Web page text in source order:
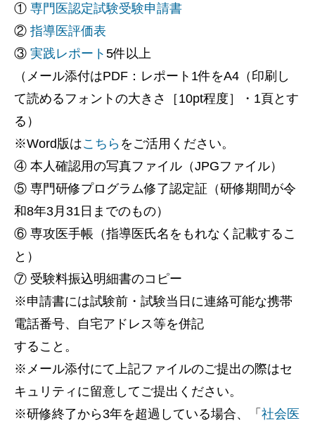
① 専門医認定試験受験申請書
② 指導医評価表
③ 実践レポート 5件以上
（メール添付はPDF：レポート1件をA4（印刷し
て読めるフォントの大きさ［10pt程度］・1頁とす
る）
※Word版はこちら をご活用ください。
④ 本人確認用の写真ファイル（JPGファイル）
⑤ 専門研修プログラム修了認定証（研修期間が令
和8年3月31日までのもの）
⑥ 専攻医手帳（指導医氏名をもれなく記載するこ
と）
⑦ 受験料振込明細書のコピー
※申請書には試験前・試験当日に連絡可能な携帯
電話番号、自宅アドレス等を併記
すること。
※メール添付にて上記ファイルのご提出の際はセ
キュリティに留意してご提出ください。
※研修終了から3年を超過している場合、「 社会医